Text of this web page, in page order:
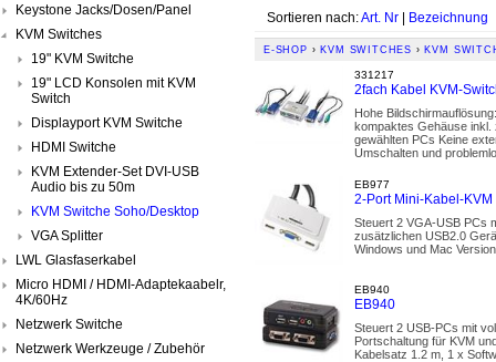
Keystone Jacks/Dosen/Panel
KVM Switches
19" KVM Switche
19" LCD Konsolen mit KVM
Switch
Displayport KVM Switche
HDMI Switche
KVM Extender-Set DVI-USB
Audio bis zu 50m
KVM Switche Soho/Desktop
VGA Splitter
LWL Glasfaserkabel
Micro HDMI / HDMI-Adaptekaabelr,
4K/60Hz
Netzwerk Switche
Netzwerk Werkzeuge / Zubehör
Sortieren nach:Art. Nr | Bezeichnung
E-SHOP › KVM SWITCHES › KVM
331217
2fach Kabel KVM-
Hohe
kompaktes Gehäuse inkl.
gewählten PCs Keine
Umschalten und
EB977
2-Port Mini-Kabel-KVM
Steuert 2 VGA-USB PCs
zusätzlichen USB2.0
Windows und Mac
EB940
EB940
Steuert 2 USB-PCs mit
Portschaltung für KVM
Kabelsatz 1.2 m, 1 x